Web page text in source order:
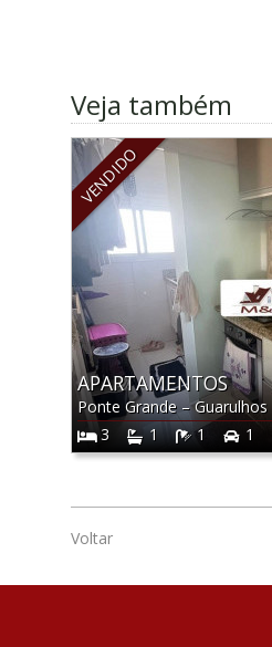
Veja também
VENDIDO
APARTAMENTOS
Ponte Grande–Guarulhos
3
1 1 1
Voltar